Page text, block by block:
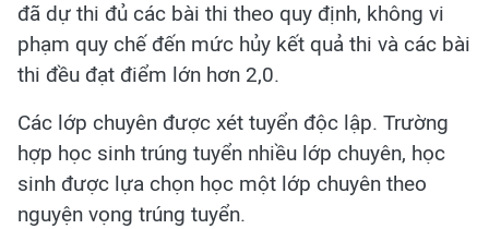
đã dự thi đủ các bài thi theo quy định, không vi
phạm quy chế đến mức hủy kết quả thi và các bài
thi đều đạt điểm lớn hơn 2,0.
Các lớp chuyên được xét tuyển độc lập. Trường
hợp học sinh trúng tuyển nhiều lớp chuyên, học
sinh được lựa chọn học một lớp chuyên theo
nguyện vọng trúng tuyển.